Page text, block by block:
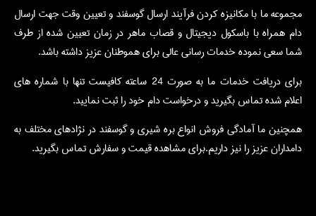
مجموعه ما با مکانیزه کردن فرآیند ارسال گوسفند و تعیین وقت جهت ارسال
دام همراه با باسکول دیجیتال و قصاب ماهر در زمان تعیین شده از طرف
شما سعی نموده خدمات رسانی عالی برای هموطنان عزیز داشته باشد.
برای دریافت خدمات ما به صورت 24 ساعته کافیست تنها با شماره های
اعلام شده تماس بگیرید و درخواست دام خود را ثبت نمایید.
همچنین ما آمادگی فروش انواع بره شیری و گوسفند در نژادهای مختلف به
دامداران عزیز را نیز داریم.برای مشاهده قیمت و سفارش تماس بگیرید.